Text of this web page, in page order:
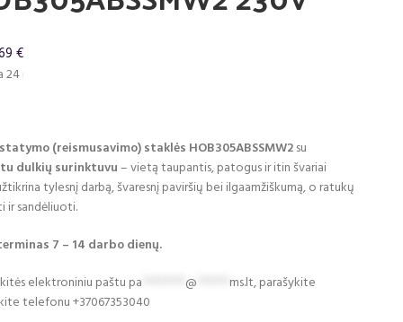
€
metinė palūkanų norma – 0%, sutarties sudarymo mokestis – 1%,
(reismusavimo) staklės HOB305ABSSMW2su
dulkių surinktuvu– vietą taupantis, patogus ir itin švariai
tylesnį darbą, švaresnį paviršių bei ilgaamžiškumą, o ratukų
ir sandėliuoti.
7 – 14 darbo dienų.
elektroniniu paštu pa @ ms.lt,parašykite
telefonu+37067353040